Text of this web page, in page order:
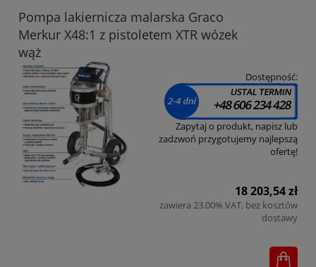
Pompa lakiernicza malarska Graco
Merkur X48:1 z pistoletem XTR wózek
wąż
Dostępność:
Zapytaj o produkt, napisz lub
zadzwoń przygotujemy najlepszą
ofertę!
18 203,54 zł
zawiera 23.00% VAT, bez kosztów
dostawy